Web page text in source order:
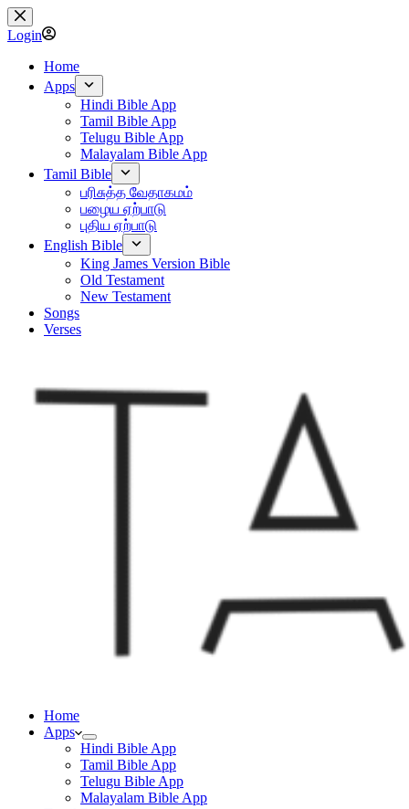
Skip
to
content
Login
Home
Apps
Hindi Bible App
Tamil Bible App
Telugu Bible App
Malayalam Bible App
Tamil Bible
பரிசுத்த வேதாகமம்
பழைய ஏற்பாடு
புதிய ஏற்பாடு
English Bible
King James Version Bible
Old Testament
New Testament
Songs
Verses
Home
Apps
Hindi Bible App
Tamil Bible App
Telugu Bible App
Malayalam Bible App